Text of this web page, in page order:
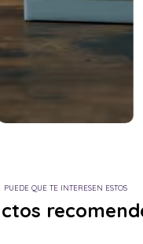
PUEDE QUE TE INTERESEN ESTOS